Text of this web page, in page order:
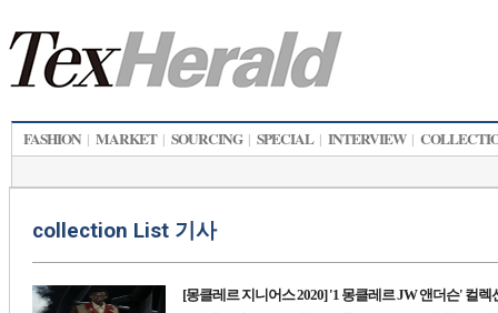
FASHION | MARKET | SOURCING | SPECIAL | INTERVIEW |
collection List 기사
[몽클레르 지니어스 2020] '1 몽클레르 JW 앤더슨' 컬렉